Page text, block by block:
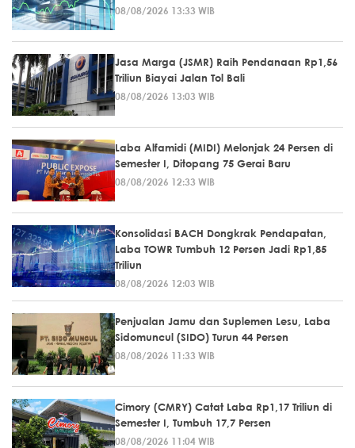
08/08/2026 13:33 WIB
Jasa Marga (JSMR) Raih Pendanaan Rp1,56
Triliun Biayai Jalan Tol Bali
08/08/2026 13:03 WIB
Laba Alfamidi (MIDI) Melonjak 24 Persen di
Semester I, Ditopang 75 Gerai Baru
08/08/2026 12:33 WIB
Konsolidasi BACH Dongkrak Pendapatan,
Laba TOWR Tumbuh 12 Persen Jadi Rp1,85
Triliun
08/08/2026 12:03 WIB
Penjualan Jamu dan Suplemen Lesu, Laba
Sidomuncul (SIDO) Turun 44 Persen
08/08/2026 11:33 WIB
Cimory (CMRY) Catat Laba Rp1,17 Triliun di
Semester I, Tumbuh 17,7 Persen
08/08/2026 11:04 WIB